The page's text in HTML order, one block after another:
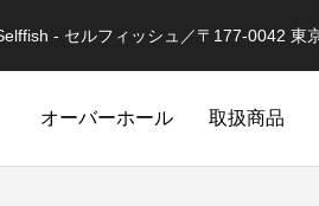
- セルフィッシュ／〒177-0042
オーバーホール 取扱商品